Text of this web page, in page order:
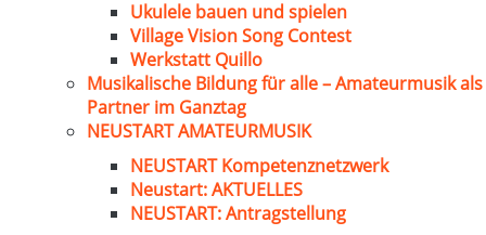
Ukulele bauen und spielen
Village Vision Song Contest
Werkstatt Quillo
Musikalische Bildung für alle – Amateurmusik als
Partner im Ganztag
NEUSTART AMATEURMUSIK
NEUSTART Kompetenznetzwerk
Neustart: AKTUELLES
NEUSTART: Antragstellung